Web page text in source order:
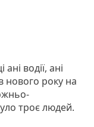
водії, ані
нового року на
троє людей.